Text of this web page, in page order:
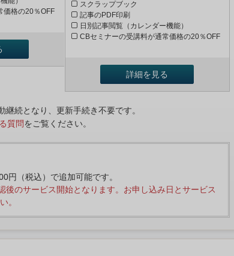
価格の20％OFF
スクラップブック
記事のPDF印刷
日別記事閲覧（カレンダー機能）
CBセミナーの受講料が通常価格の20％OFF
詳細を見る
続となり、更新手続き不要です。
質問をご覧ください。
（税込）で追加可能です。
のサービス開始となります。お申し込み日とサービス
。